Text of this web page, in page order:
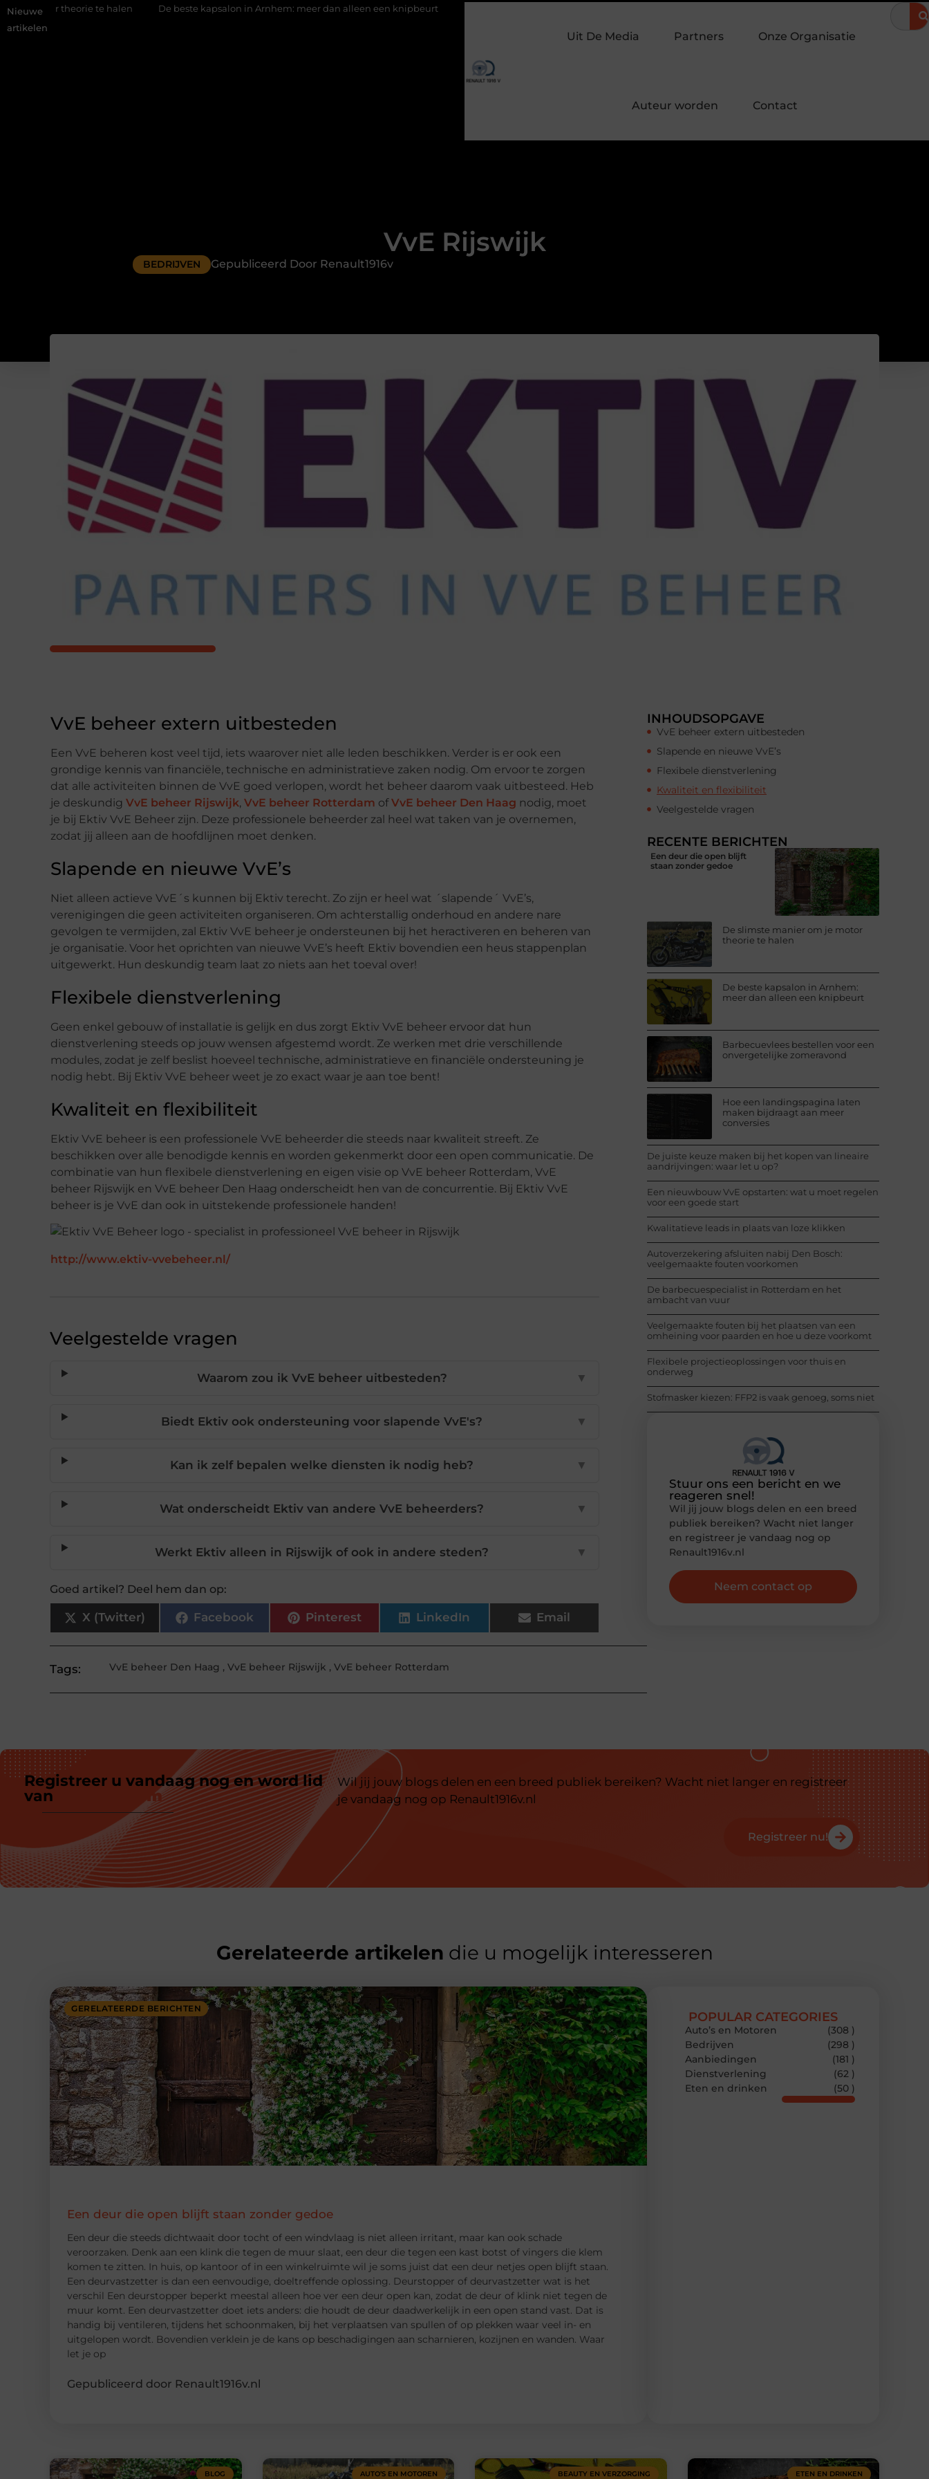
Nieuwe
artikelen
te halen De beste kapsalon in Arnhem: meer dan alleen een knipbeurt Barbecuevlees bestellen voor een onvergetelijke zomeravond Hoe een landingspagina laten maken bijdraagt aan
Uit De Media Partners Onze Organisatie
Auteur worden Contact
VvE Rijswijk
BEDRIJVEN Gepubliceerd Door Renault1916v
VvE beheer extern uitbesteden
Een VvE beheren kost veel tijd, iets waarover niet alle leden beschikken. Verder is er ook een
grondige kennis van financiële, technische en administratieve zaken nodig. Om ervoor te zorgen
dat alle activiteiten binnen de VvE goed verlopen, wordt het beheer daarom vaak uitbesteed. Heb
je deskundig VvE beheer Rijswijk, VvE beheer Rotterdam ofVvE beheer Den Haag nodig, moet
je bij Ektiv VvE Beheer zijn. Deze professionele beheerder zal heel wat taken van je overnemen,
zodat jij alleen aan de hoofdlijnen moet denken.
Slapende en nieuwe VvE’s
Niet alleen actieve VvE´s kunnen bij Ektiv terecht. Zo zijn er heel wat ´slapende´ VvE’s,
verenigingen die geen activiteiten organiseren. Om achterstallig onderhoud en andere nare
gevolgen te vermijden, zal Ektiv VvE beheer je ondersteunen bij het heractiveren en beheren van
je organisatie. Voor het oprichten van nieuwe VvE’s heeft Ektiv bovendien een heus stappenplan
uitgewerkt. Hun deskundig team laat zo niets aan het toeval over!
Flexibele dienstverlening
Geen enkel gebouw of installatie is gelijk en dus zorgt Ektiv VvE beheer ervoor dat hun
dienstverlening steeds op jouw wensen afgestemd wordt. Ze werken met drie verschillende
modules, zodat je zelf beslist hoeveel technische, administratieve en financiële ondersteuning je
nodig hebt. Bij Ektiv VvE beheer weet je zo exact waar je aan toe bent!
Kwaliteit en flexibiliteit
Ektiv VvE beheer is een professionele VvE beheerder die steeds naar kwaliteit streeft. Ze
beschikken over alle benodigde kennis en worden gekenmerkt door een open communicatie. De
combinatie van hun flexibele dienstverlening en eigen visie op VvE beheer Rotterdam, VvE
beheer Rijswijk en VvE beheer Den Haag onderscheidt hen van de concurrentie. Bij Ektiv VvE
beheer is je VvE dan ook in uitstekende professionele handen!
http://www.ektiv-vvebeheer.nl/
Veelgestelde vragen
Waarom zou ik VvE beheer uitbesteden? ▼
Biedt Ektiv ook ondersteuning voor slapende VvE's? ▼
Kan ik zelf bepalen welke diensten ik nodig heb? ▼
Wat onderscheidt Ektiv van andere VvE beheerders? ▼
Werkt Ektiv alleen in Rijswijk of ook in andere steden? ▼
Goed artikel? Deel hem dan op:
X (Twitter) Facebook Pinterest LinkedIn Email
Tags: VvE beheer Den Haag ,VvE beheer Rijswijk ,VvE beheer Rotterdam
INHOUDSOPGAVE
VvE beheer extern uitbesteden
Slapende en nieuwe VvE’s
Flexibele dienstverlening
Kwaliteit en flexibiliteit
Veelgestelde vragen
RECENTE BERICHTEN
Een deur die open blijft
staan zonder gedoe
De slimste manier om je motor
theorie te halen
De beste kapsalon in Arnhem:
meer dan alleen een knipbeurt
Barbecuevlees bestellen voor een
onvergetelijke zomeravond
Hoe een landingspagina laten
maken bijdraagt aan meer
conversies
De juiste keuze maken bij het kopen van lineaire
aandrijvingen: waar let u op?
Een nieuwbouw VvE opstarten: wat u moet regelen
voor een goede start
Kwalitatieve leads in plaats van loze klikken
Autoverzekering afsluiten nabij Den Bosch:
veelgemaakte fouten voorkomen
De barbecuespecialist in Rotterdam en het
ambacht van vuur
Veelgemaakte fouten bij het plaatsen van een
omheining voor paarden en hoe u deze voorkomt
Flexibele projectieoplossingen voor thuis en
onderweg
Stofmasker kiezen: FFP2 is vaak genoeg, soms niet
Stuur ons een bericht en we
reageren snel!
Wil jij jouw blogs delen en een breed
publiek bereiken? Wacht niet langer
en registreer je vandaag nog op
Renault1916v.nl
Neem contact op
Registreer u vandaag nog en word lid
van
ons platform
Wil jij jouw blogs delen en een breed publiek bereiken? Wacht niet langer en registreer
je vandaag nog op Renault1916v.nl
Registreer nu!
Gerelateerde artikelen die u mogelijk interesseren
GERELATEERDE BERICHTEN
Een deur die open blijft staan zonder gedoe
Een deur die steeds dichtwaait door tocht of een windvlaag is niet alleen irritant, maar kan ook schade
veroorzaken. Denk aan een klink die tegen de muur slaat, een deur die tegen een kast botst of vingers die klem
komen te zitten. In huis, op kantoor of in een winkelruimte wil je soms juist dat een deur netjes open blijft staan.
Een deurvastzetter is dan een eenvoudige, doeltreffende oplossing. Deurstopper of deurvastzetter wat is het
verschil Een deurstopper beperkt meestal alleen hoe ver een deur open kan, zodat de deur of klink niet tegen de
muur komt. Een deurvastzetter doet iets anders: die houdt de deur daadwerkelijk in een open stand vast. Dat is
handig bij ventileren, tijdens het schoonmaken, bij het verplaatsen van spullen of op plekken waar veel in- en
uitgelopen wordt. Bovendien verklein je de kans op beschadigingen aan scharnieren, kozijnen en wanden. Waar
let je op
Gepubliceerd door Renault1916v.nl
POPULAR CATEGORIES
Auto’s en Motoren
(308 )
Bedrijven
(298 )
Aanbiedingen
(181 )
Dienstverlening
(62 )
Eten en drinken
(50 )
BLOG AUTO’S EN MOTOREN BEAUTY EN VERZORGING ETEN EN DRINKEN